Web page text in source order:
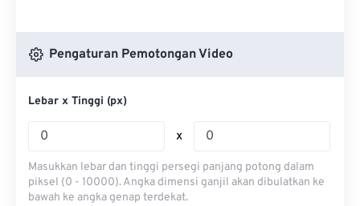
Pengaturan Pemotongan Video
Lebar x Tinggi (px)
x
Masukkan lebar dan tinggi persegi panjang potong dalam
piksel (0 - 10000). Angka dimensi ganjil akan dibulatkan ke
bawah ke angka genap terdekat.